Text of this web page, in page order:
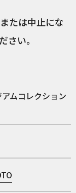
たは中止にな
さい。
ムコレクション